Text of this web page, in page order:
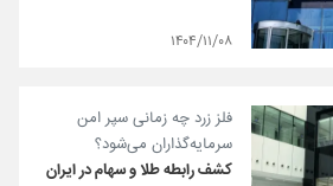
۱۴۰۴/۱۱/۰۸
فلز زرد چه زمانی سپر امن
سرمایه‌گذاران می‌شود؟
کشف رابطه طلا و سهام در ایران